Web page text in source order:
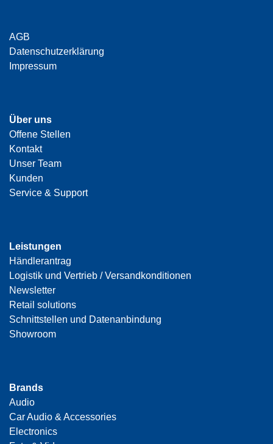
AGB
Datenschutzerklärung
Impressum
Über uns
Offene Stellen
Kontakt
Unser Team
Kunden
Service & Support
Leistungen
Händlerantrag
Logistik und Vertrieb / Versandkonditionen
Newsletter
Retail solutions
Schnittstellen und Datenanbindung
Showroom
Brands
Audio
Car Audio & Accessories
Electronics